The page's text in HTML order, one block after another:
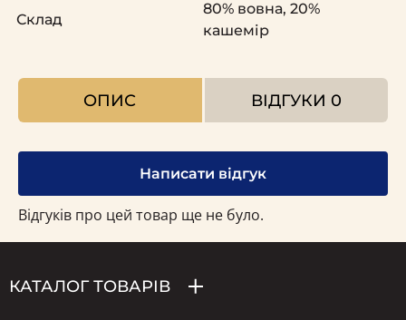
Склад
80% вовна, 20%
кашемір
ОПИС ВІДГУКИ 0
Написати відгук
Відгуків про цей товар ще не було.
КАТАЛОГ ТОВАРІВ